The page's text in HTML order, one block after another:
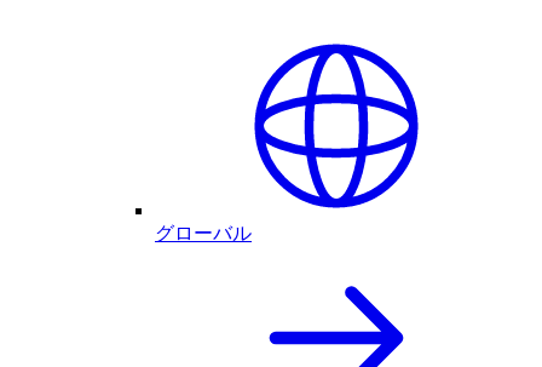
グローバル